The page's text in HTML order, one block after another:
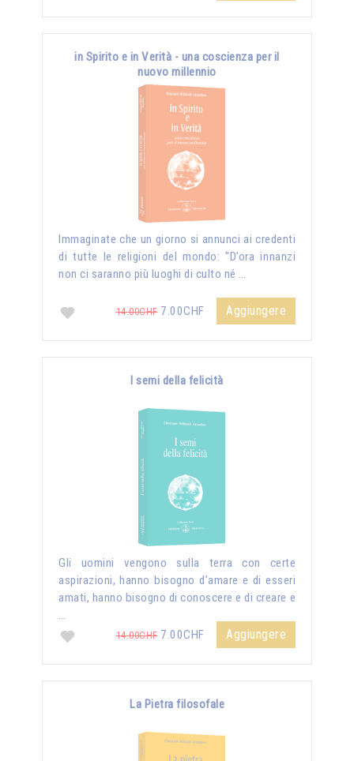
in Spirito e in Verità - una coscienza per il
nuovo millennio
Immaginate che un giorno si annunci ai credenti
di tutte le religioni del mondo: "D’ora innanzi
non ci saranno più luoghi di culto né …
14.00CHF7.00CHF Aggiungere
I semi della felicità
Gli uomini vengono sulla terra con certe
aspirazioni, hanno bisogno d’amare e di esseri
amati, hanno bisogno di conoscere e di creare e
…
14.00CHF7.00CHF Aggiungere
La Pietra filosofale